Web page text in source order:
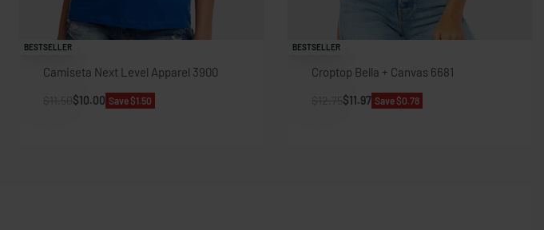
BESTSELLER
Camiseta Next Level Apparel 3900
$10.00 Save $1.50
BESTSELLER
Croptop Bella + Canvas 6681
$11.97 Save $0.78